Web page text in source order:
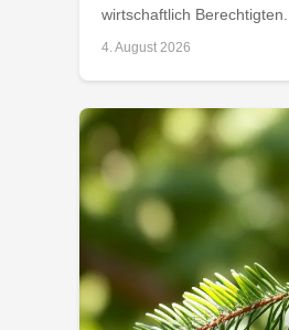
wirtschaftlich Berechtigten...
4. August 2026